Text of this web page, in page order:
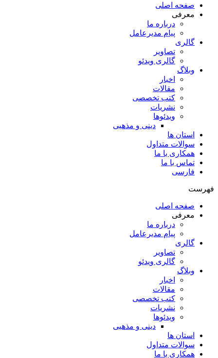
صفحه اصلی
معرفی
درباره ما
پیام مدیرعامل
گالری
تصاویر
گالری ویدئو
وبلاگ
اخبار
مقالات
کتب تخصصی
نشریات
ویدئوها
دینی و مذهبی
استان ها
سوالات متداول
همکاری با ما
تماس با ما
فارسی
فهرست
صفحه اصلی
معرفی
درباره ما
پیام مدیرعامل
گالری
تصاویر
گالری ویدئو
وبلاگ
اخبار
مقالات
کتب تخصصی
نشریات
ویدئوها
دینی و مذهبی
استان ها
سوالات متداول
همکاری با ما